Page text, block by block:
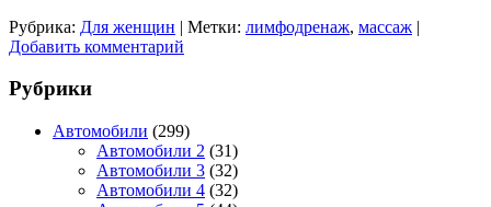
Рубрика: Для женщин | Метки: лимфодренаж, массаж |
Добавить комментарий
Рубрики
Автомобили (299)
Автомобили 2 (31)
Автомобили 3 (32)
Автомобили 4 (32)